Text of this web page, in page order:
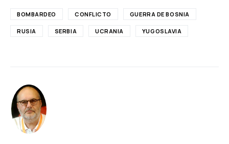
BOMBARDEO CONFLICTO GUERRA DE BOSNIA
RUSIA SERBIA UCRANIA YUGOSLAVIA